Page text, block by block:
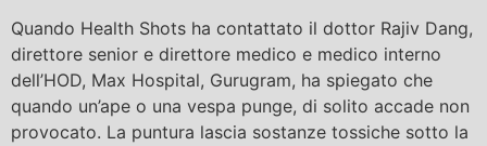
Quando Health Shots ha contattato il dottor Rajiv Dang,
direttore senior e direttore medico e medico interno
dell’HOD, Max Hospital, Gurugram, ha spiegato che
quando un’ape o una vespa punge, di solito accade non
provocato. La puntura lascia sostanze tossiche sotto la